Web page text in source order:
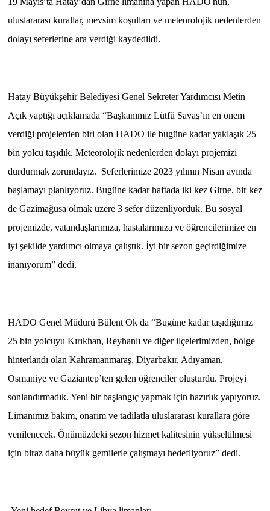
uluslararası kurallar, mevsim koşulları ve meteorolojik nedenlerden
dolayı seferlerine ara verdiği kaydedildi.
Hatay Büyükşehir Belediyesi Genel Sekreter Yardımcısı Metin
Açık yaptığı açıklamada “Başkanımız Lütfü Savaş’ın en önem
verdiği projelerden biri olan HADO ile bugüne kadar yaklaşık 25
bin yolcu taşıdık. Meteorolojik nedenlerden dolayı projemizi
durdurmak zorundayız. Seferlerimize 2023 yılının Nisan ayında
başlamayı planlıyoruz. Bugüne kadar haftada iki kez Girne, bir kez
de Gazimağusa olmak üzere 3 sefer düzenliyorduk. Bu sosyal
projemizde, vatandaşlarımıza, hastalarımıza ve öğrencilerimize en
iyi şekilde yardımcı olmaya çalıştık. İyi bir sezon geçirdiğimize
inanıyorum” dedi.
HADO Genel Müdürü Bülent Ok da “Bugüne kadar taşıdığımız
25 bin yolcuyu Kırıkhan, Reyhanlı ve diğer ilçelerimizden, bölge
hinterlandı olan Kahramanmaraş, Diyarbakır, Adıyaman,
Osmaniye ve Gaziantep’ten gelen öğrenciler oluşturdu. Projeyi
sonlandırmadık. Yeni bir başlangıç yapmak için hazırlık yapıyoruz.
Limanımız bakım, onarım ve tadilatla uluslararası kurallara göre
yenilenecek. Önümüzdeki sezon hizmet kalitesinin yükseltilmesi
için biraz daha büyük gemilerle çalışmayı hedefliyoruz” dedi.
LEFKOŞA
ÖZEL HABER
SİYASET
SPOR
TEKNOLOJİ